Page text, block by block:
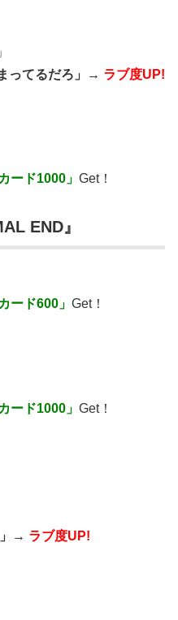
ってるだろ」→ ラブ度UP!
ード1000」 Get！
END』
ード600」 Get！
ード1000」 Get！
」→ ラブ度UP!